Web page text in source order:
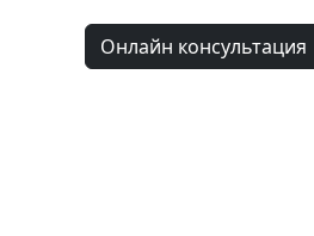
Онлайн консультация